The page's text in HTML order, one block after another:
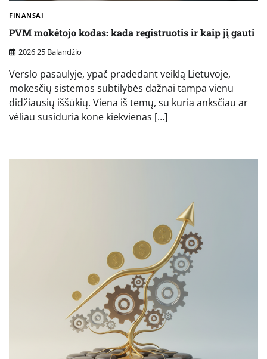
FINANSAI
PVM mokėtojo kodas: kada registruotis ir kaip jį gauti
2026 25 Balandžio
Verslo pasaulyje, ypač pradedant veiklą Lietuvoje,
mokesčių sistemos subtilybės dažnai tampa vienu
didžiausių iššūkių. Viena iš temų, su kuria anksčiau ar
vėliau susiduria kone kiekvienas […]